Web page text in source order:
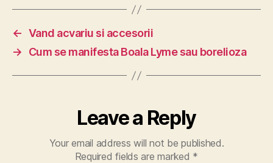
← Vand acvariu si accesorii
→
Cum se manifesta Boala Lyme sau borelioza
Leave a Reply
Your email address will not be published.
Required fields are marked *